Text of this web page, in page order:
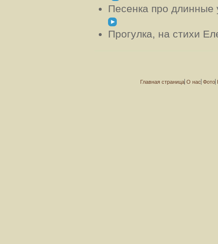
Песенка про
Прогулка, на стихи
Главная страница О нас Фото